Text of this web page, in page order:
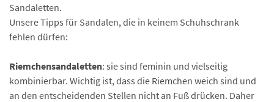
Sandaletten.
Unsere Tipps für Sandalen, die in keinem Schuhschrank
fehlen dürfen:
Riemchensandaletten: sie sind feminin und vielseitig
kombinierbar. Wichtig ist, dass die Riemchen weich sind und
an den entscheidenden Stellen nicht an Fuß drücken. Daher